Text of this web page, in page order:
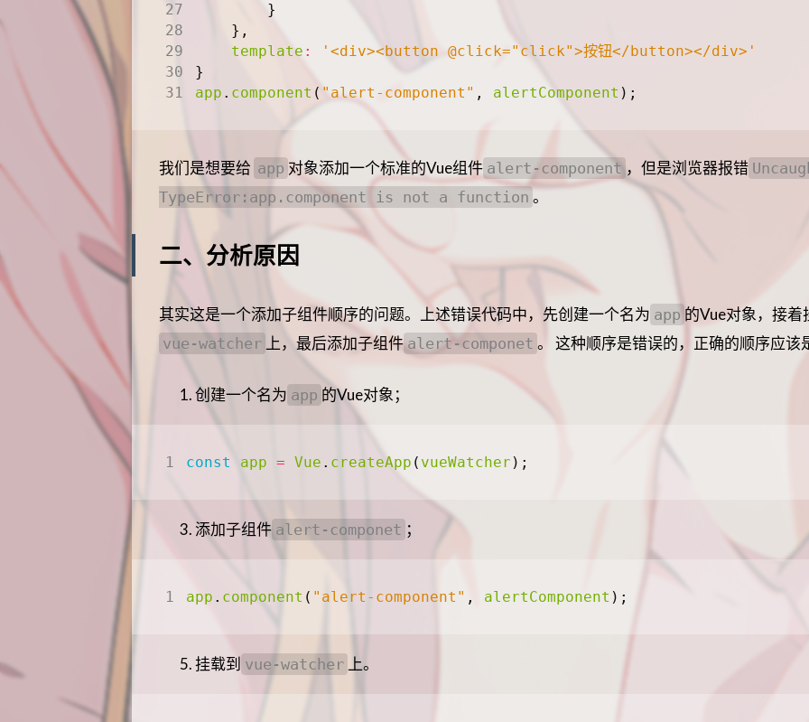
}
},
template :
'<div><button @click="click">按钮</button></div>'
}
app . component ( "alert-component" , alertComponent );
我们是想要给 app 对象添加一个标准的Vue组件 alert-component ，但是浏览器报错
TypeError:app.component is not a function 。
二、分析原因
其实这是一个添加子组件顺序的问题。上述错误代码中，先创建一个名为 app 的Vue对象，接着
vue-watcher 上，最后添加子组件 alert-componet 。 这种顺序是错误的，正确的顺序应该
创建一个名为 app 的Vue对象；
const app = Vue . createApp ( vueWatcher );
添加子组件 alert-componet ；
app . component ( "alert-component" , alertComponent );
挂载到 vue-watcher 上。